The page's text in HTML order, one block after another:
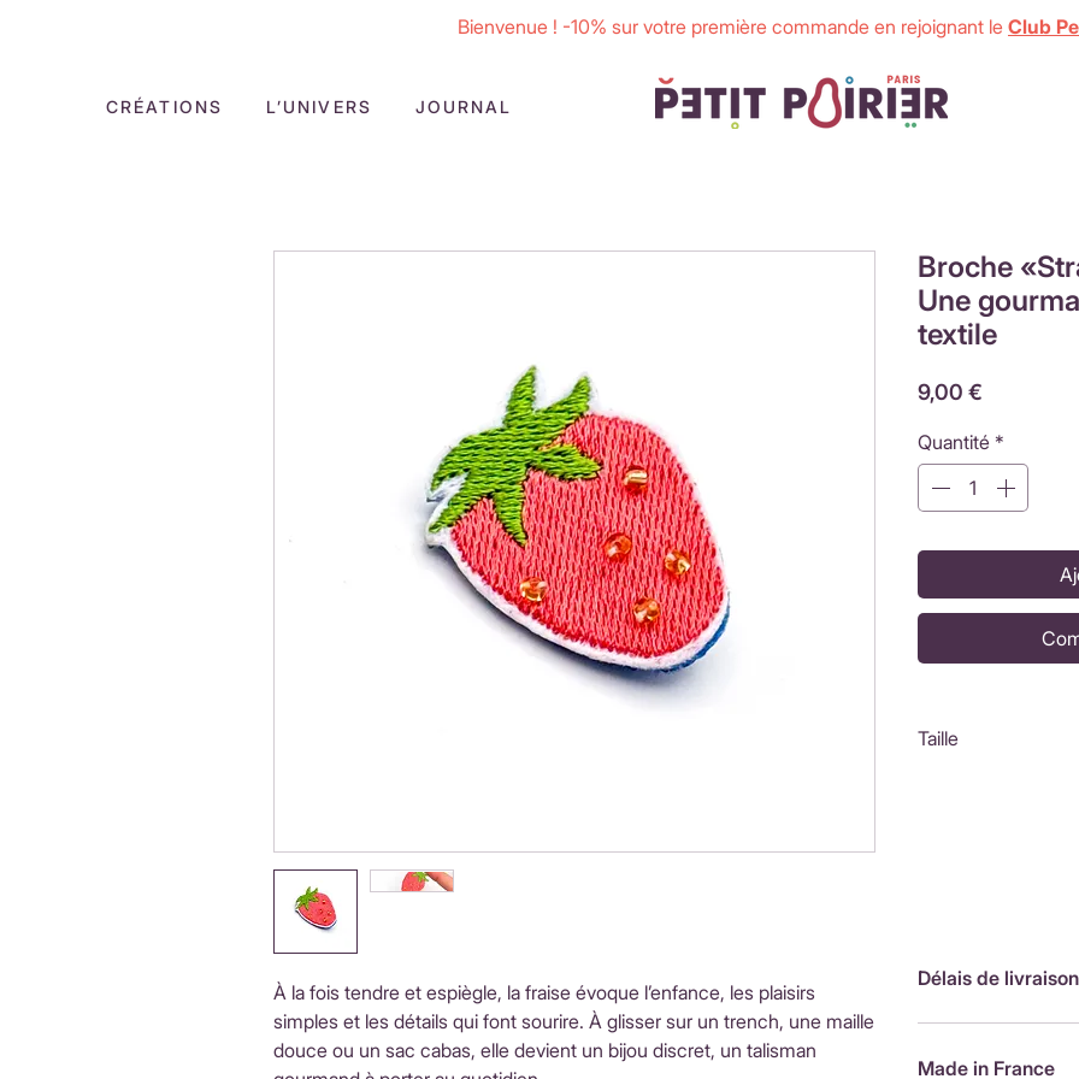
Bienvenue ! -10% sur votre première commande en rejoignant le Club
CRÉATIONS L’UNIVERS JOURNAL
À la fois tendre et espiègle, la fraise évoque l’enfance, les plaisirs
simples et les détails qui font sourire. À glisser sur un trench, une maille
douce ou un sac cabas, elle devient un bijou discret, un talisman
Broche
Une
textile
9,00 €
Quantité *
Taille
Délais de livraison
de livraison : 3,90
Made in France